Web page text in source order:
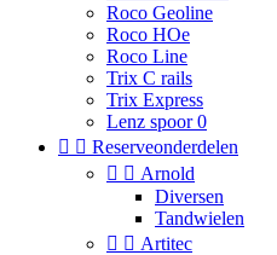
Roco Geoline
Roco HOe
Roco Line
Trix C rails
Trix Express
Lenz spoor 0
  Reserveonderdelen
  Arnold
Diversen
Tandwielen
  Artitec